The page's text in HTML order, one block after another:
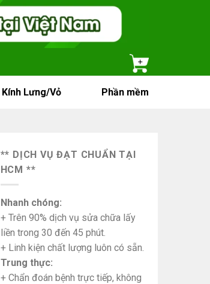
Kính Lưng/Vỏ Phần mềm
** DỊCH VỤ ĐẠT CHUẨN TẠI
HCM **
Nhanh chóng:
+ Trên 90% dịch vụ sửa chữa lấy
liền trong 30 đến 45 phút.
+ Linh kiện chất lượng luôn có sẵn.
Trung thực:
+ Chẩn đoán bệnh trực tiếp, không